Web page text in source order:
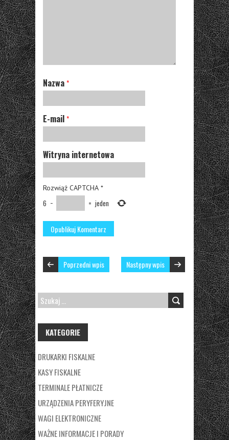
Nazwa *
E-mail *
Witryna internetowa
Rozwiąż CAPTCHA *
6 − = jeden
Poprzedni wpis Następny wpis
SZUKAJ:
KATEGORIE
DRUKARKI FISKALNE
KASY FISKALNE
TERMINALE PŁATNICZE
URZĄDZENIA PERYFERYJNE
WAGI ELEKTRONICZNE
WAŻNE INFORMACJE I PORADY